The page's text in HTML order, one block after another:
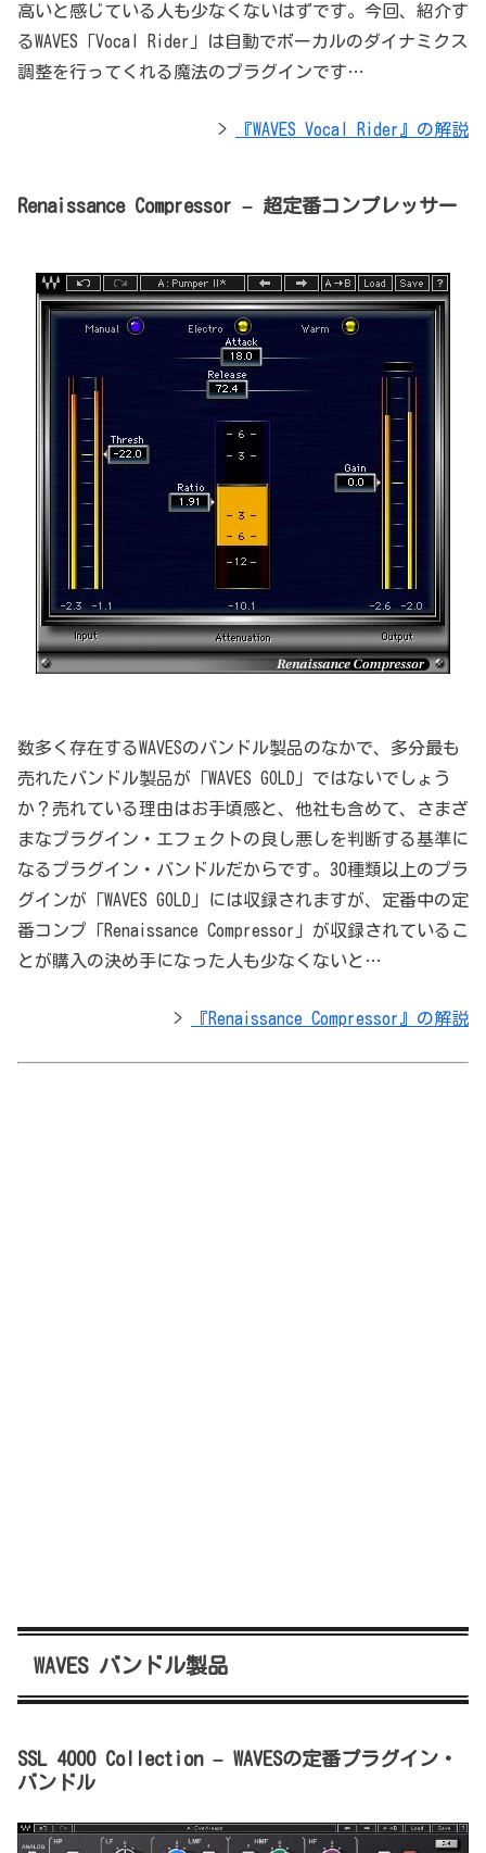
高いと感じている人も少なくないはずです。今回、紹介す
るWAVES「Vocal Rider」は自動でボーカルのダイナミクス
調整を行ってくれる魔法のプラグインです…
> 『WAVES Vocal Rider』の解説
Renaissance Compressor – 超定番コンプレッサー
数多く存在するWAVESのバンドル製品のなかで、多分最も
売れたバンドル製品が「WAVES GOLD」ではないでしょう
か？売れている理由はお手頃感と、他社も含めて、さまざ
まなプラグイン・エフェクトの良し悪しを判断する基準に
なるプラグイン・バンドルだからです。30種類以上のプラ
グインが「WAVES GOLD」には収録されますが、定番中の定
番コンプ「Renaissance Compressor」が収録されているこ
とが購入の決め手になった人も少なくないと…
> 『Renaissance Compressor』の解説
WAVES バンドル製品
SSL 4000 Collection – WAVESの定番プラグイン・
バンドル